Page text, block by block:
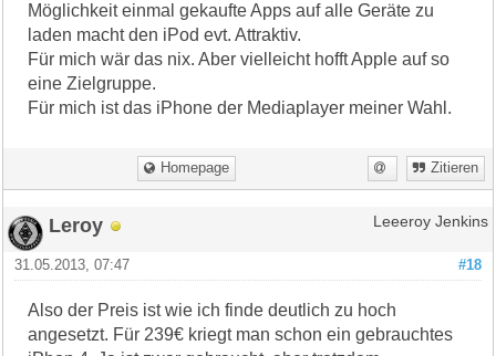
Möglichkeit einmal gekaufte Apps auf alle Geräte zu
laden macht den iPod evt. Attraktiv.
Für mich wär das nix. Aber vielleicht hofft Apple auf so
eine Zielgruppe.
Für mich ist das iPhone der Mediaplayer meiner Wahl.
Homepage Zitieren
Leroy Leeeroy Jenkins
#18
31.05.2013, 07:47
Also der Preis ist wie ich finde deutlich zu hoch
angesetzt. Für 239€ kriegt man schon ein gebrauchtes